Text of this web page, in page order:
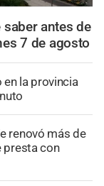
antes de
7 de agosto
en la provincia
renovó más de
presta con